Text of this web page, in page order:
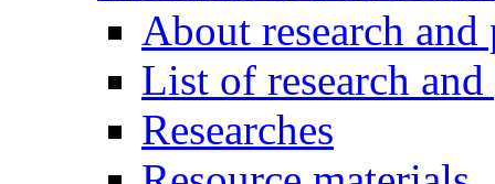
About research
List of research
Researches